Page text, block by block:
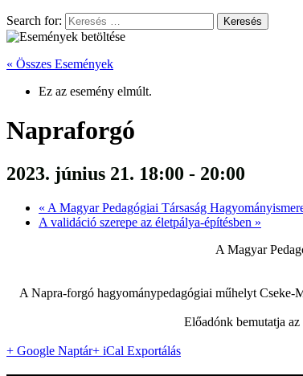
Search for:
« Összes Események
Ez az esemény elmúlt.
Napraforgó
2023. június 21. 18:00 - 20:00
« A Magyar Pedagógiai Társaság
A validáció szerepe az életpálya-építésben »
A Magyar
A Napra-forgó hagyománypedagógiai műhelyt Cseke-
Előadónk bemutatja
+ Google Naptár+ iCal Exportálás